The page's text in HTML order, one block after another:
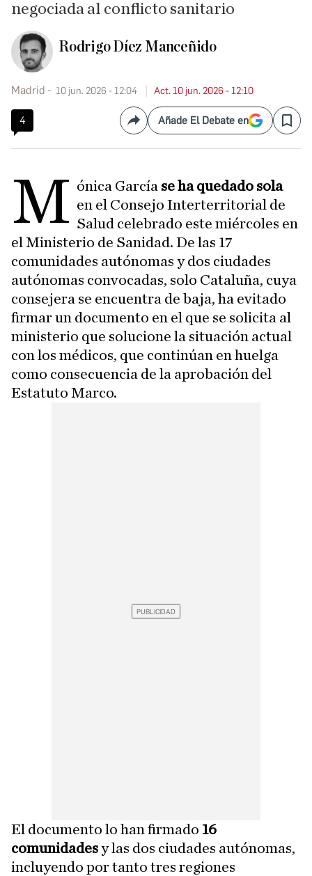
negociada al conflicto sanitario
Rodrigo Díez Manceñido
Madrid 10 jun. 2026 - 12:04 Act. 10 jun. 2026 - 12:10
4 CompartirAñade El Debate en Save
M ónica García se ha quedado sola
en el Consejo Interterritorial de
Salud celebrado este miércoles en
el Ministerio de Sanidad. De las 17
comunidades autónomas y dos ciudades
autónomas convocadas, solo Cataluña, cuya
consejera se encuentra de baja, ha evitado
firmar un documento en el que se solicita al
ministerio que solucione la situación actual
con los médicos, que continúan en huelga
como consecuencia de la aprobación del
Estatuto Marco.
El documento lo han firmado 16
comunidadesy las dos ciudades autónomas,
incluyendo por tanto tres regiones